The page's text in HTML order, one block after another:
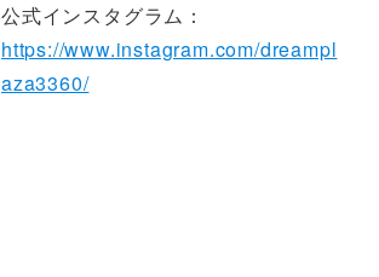
公式インスタグラム：
https://www.instagram.com/dreampl
aza3360/